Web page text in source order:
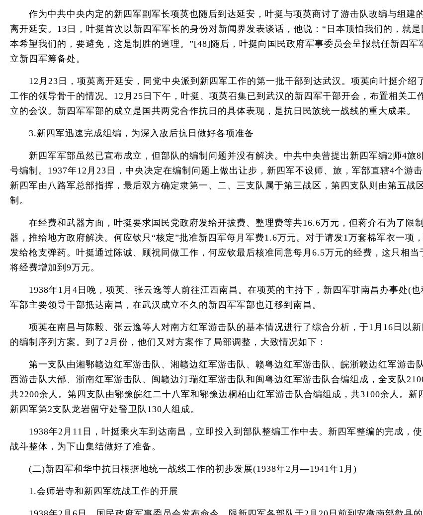
作为中共中央内定的新四军副军长项英也随后到达延安，叶挺与项英商讨了游击队改编与组建
离开延安。13日，叶挺首次以新四军军长的身份对新闻界发表谈话，他说：“日本顶怕我们的，就
本希望我们的，要避免，这是制胜的道理。”[48]随后，叶挺向国民政府军事委员会呈报就任新四
立新四军筹备处。
12月23日，项英离开延安，同党中央派到新四军工作的第一批干部到达武汉。项英向叶挺介绍
工作的领导骨干的情况。12月25日下午，叶挺、项英召集已到武汉的新四军干部开会，布置相关
立的会议。新四军军部的成立是国共两党合作抗日的具体表现，是抗日民族统一战线的重大成果。
3.新四军迅速完成组编，为深入敌后抗日做好各项准备
新四军军部虽然已宣布成立，但部队的编制问题并没有解决。中共中央曾提出新四军编2师4旅
号编制。1937年12月23日，中央决定在编制问题上做出让步，新四军不设师、旅，军部直辖4个游
新四军由八路军总部指挥，最后双方确定隶第一、二、三支队属于第三战区，第四支队则由第五
制。
在经费和武器方面，叶挺要求国民党政府发给开拔费、整理费等共16.6万元，但蒋介石为了限
器，推给地方政府解决。何应钦只“核定”批准新四军每月军费1.6万元。对于请发1万套棉军衣一项
发给枪支弹药。叶挺通过陈诚、顾祝同做工作，何应钦最后核准同意每月6.5万元的经费，这只相
将经费增加到9万元。
1938年1月4日晚，项英、张云逸等人前往江西南昌。在项英的主持下，新四军驻南昌办事处(
军部主要领导干部抵达南昌，在武汉成立不久的新四军军部也迁移到南昌。
项英在南昌与陈毅、张云逸等人对南方红军游击队的基本情况进行了综合分析，于1月16日以
的编制序列方案。到了2月份，他们又对方案作了局部调整，大致情况如下：
第一支队由湘鄂赣边红军游击队、湘赣边红军游击队、赣粤边红军游击队、皖浙赣边红军游击
西游击队大部、浙南红军游击队、闽赣边汀瑞红军游击队和闽粤边红军游击队合编组成，全支队
共2200余人。第四支队由鄂豫皖红二十八军和鄂豫边桐柏山红军游击队合编组成，共3100余人。
新四军第2支队龙岩留守处警卫队130人组成。
1938年2月11日，叶挺乘火车到达南昌，立即投入到部队整编工作中去。新四军整编的完成，
战斗整体，为下山集结做好了准备。
(二)新四军和华中抗日根据地统一战线工作的初步发展(1938年2月—1941年1月)
1.会师岩寺和新四军统战工作的开展